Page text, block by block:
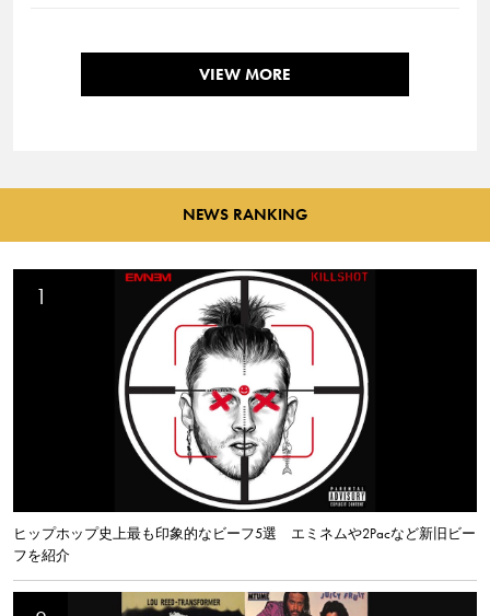
VIEW MORE
NEWS RANKING
ヒップホップ史上最も印象的なビーフ5選 エミネムや2Pacなど新旧ビー
フを紹介